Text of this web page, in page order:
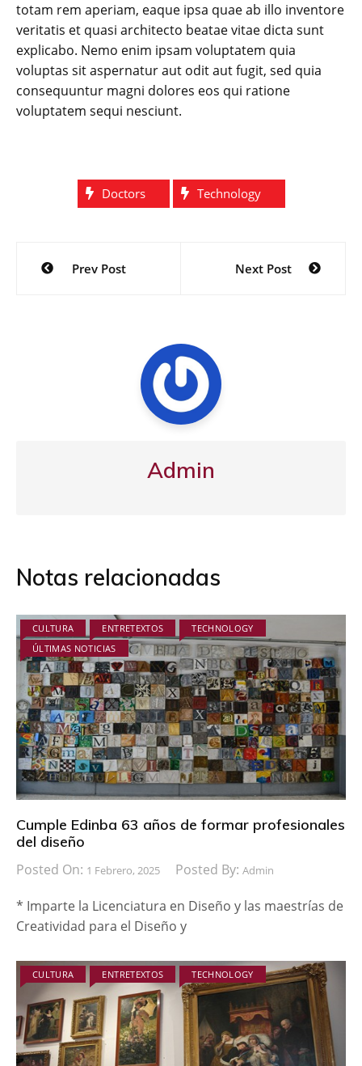
totam rem aperiam, eaque ipsa quae ab illo inventore
veritatis et quasi architecto beatae vitae dicta sunt
explicabo. Nemo enim ipsam voluptatem quia
voluptas sit aspernatur aut odit aut fugit, sed quia
consequuntur magni dolores eos qui ratione
voluptatem sequi nesciunt.
Doctors Technology
Navegación
Prev Post Next Post
Admin
Notas relacionadas
CULTURA ENTRETEXTOS
TECHNOLOGY
ÚLTIMAS NOTICIAS
Cumple Edinba 63 años de formar profesionales
del diseño
Posted On: 1 Febrero, 2025 Posted By: Admin
* Imparte la Licenciatura en Diseño y las maestrías de
Creatividad para el Diseño y
CULTURA ENTRETEXTOS TECHNOLOGY